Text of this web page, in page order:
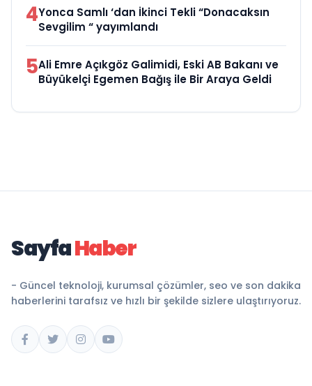
4Yonca Samlı ‘dan İkinci Tekli “Donacaksın
Sevgilim “ yayımlandı
5Ali Emre Açıkgöz Galimidi, Eski AB Bakanı ve
Büyükelçi Egemen Bağış ile Bir Araya Geldi
SayfaHaber
- Güncel teknoloji, kurumsal çözümler, seo ve son dakika
haberlerini tarafsız ve hızlı bir şekilde sizlere ulaştırıyoruz.